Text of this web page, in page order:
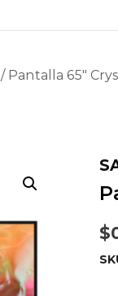
/ Pantalla 65″
$